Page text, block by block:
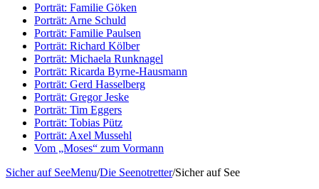
Porträt: Familie Göken
Porträt: Arne Schuld
Porträt: Familie Paulsen
Porträt: Richard Kölber
Porträt: Michaela Runknagel
Porträt: Ricarda Byrne-Hausmann
Porträt: Gerd Hasselberg
Porträt: Gregor Jeske
Porträt: Tim Eggers
Porträt: Tobias Pütz
Porträt: Axel Mussehl
Vom „Moses“ zum Vormann
Sicher auf SeeMenu/Die Seenotretter/Sicher auf See